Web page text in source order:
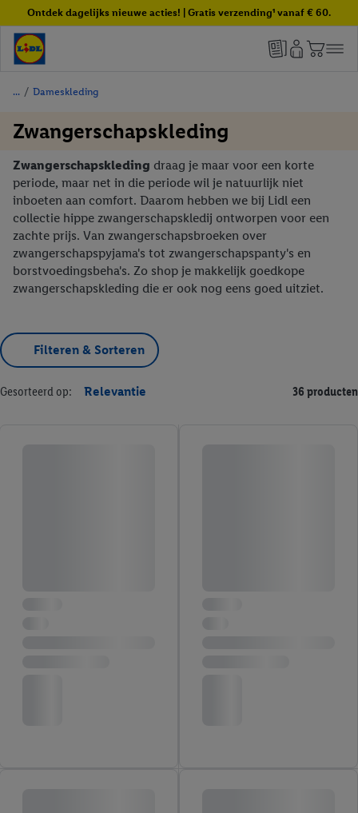
Ontdek dagelijks nieuwe acties! | Gratis verzending¹ vanaf € 60.
/ Dameskleding
Zwangerschapskleding
Zwangerschapskleding draag je maar voor een korte
periode, maar net in die periode wil je natuurlijk niet
inboeten aan comfort. Daarom hebben we bij Lidl een
collectie hippe zwangerschapskledij ontworpen voor een
zachte prijs. Van zwangerschapsbroeken over
zwangerschapspyjama's tot zwangerschapspanty's en
borstvoedingsbeha's. Zo shop je makkelijk goedkope
zwangerschapskleding die er ook nog eens goed uitziet.
Filteren & Sorteren
Gesorteerd op: Relevantie 36 producten